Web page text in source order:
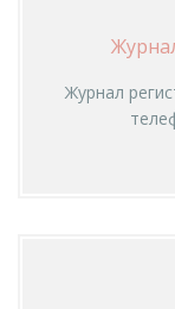
Журнал